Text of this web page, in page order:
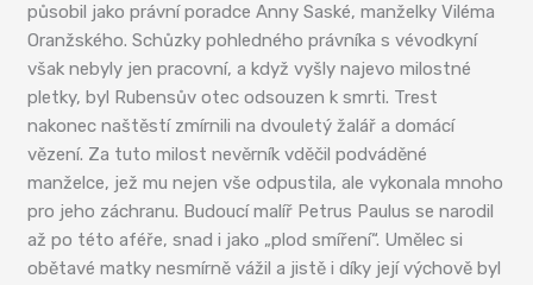
působil jako právní poradce Anny Saské, manželky Viléma
Oranžského. Schůzky pohledného právníka s vévodkyní
však nebyly jen pracovní, a když vyšly najevo milostné
pletky, byl Rubensův otec odsouzen k smrti. Trest
nakonec naštěstí zmírnili na dvouletý žalář a domácí
vězení. Za tuto milost nevěrník vděčil podváděné
manželce, jež mu nejen vše odpustila, ale vykonala mnoho
pro jeho záchranu. Budoucí malíř Petrus Paulus se narodil
až po této aféře, snad i jako „plod smíření“. Umělec si
obětavé matky nesmírně vážil a jistě i díky její výchově byl